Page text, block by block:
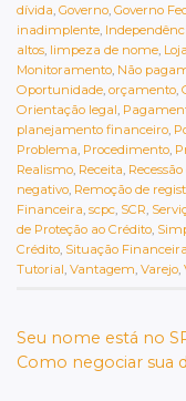
dívida, Governo, Governo
inadimplente,
altos, limpeza de nome, Loja
Monitoramento, Não
Oportunidade, orçamento,
Orientação legal,
planejamento financeiro,
Problema, Procedimento,
Realismo, Receita,
negativo, Remoção de
Financeira, scpc, SCR,
de Proteção ao Crédito,
Crédito, Situação Financeira
Tutorial, Vantagem, Varejo,
Seu nome está no
Como negociar sua